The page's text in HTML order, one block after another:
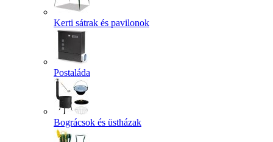
Kerti sátrak és pavilonok
Postaláda
Bográcsok és üstházak